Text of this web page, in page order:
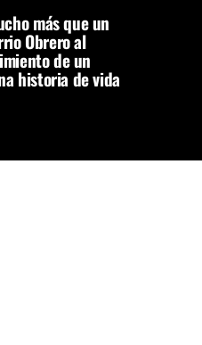
más que un
Obrero al
de un
historia de vida